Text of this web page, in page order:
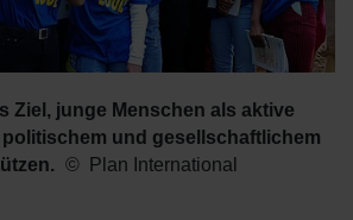
Ziel, junge Menschen als aktive
und gesellschaftlichem
Plan International